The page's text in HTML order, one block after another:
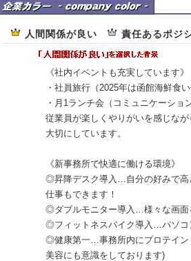
けいのすけ司法書士事務所の企業カラー
人間関係が良い 責任あるポジ
《社内イベントも充実しています》
・社員旅行（2025年は函館海鮮食
・月1ランチ会（コミュニケーショ
従業員が楽しくやりがいを感じな
大切にしています。
《新事務所で快適に働ける環境》
◎昇降デスク導入…自分の好みで高
仕事もできます！
◎ダブルモニター導入…様々な画面
◎フィットネスバイク導入…パソコ
◎健康第一…事務所内にプロテイン
美容にも意識をしております)